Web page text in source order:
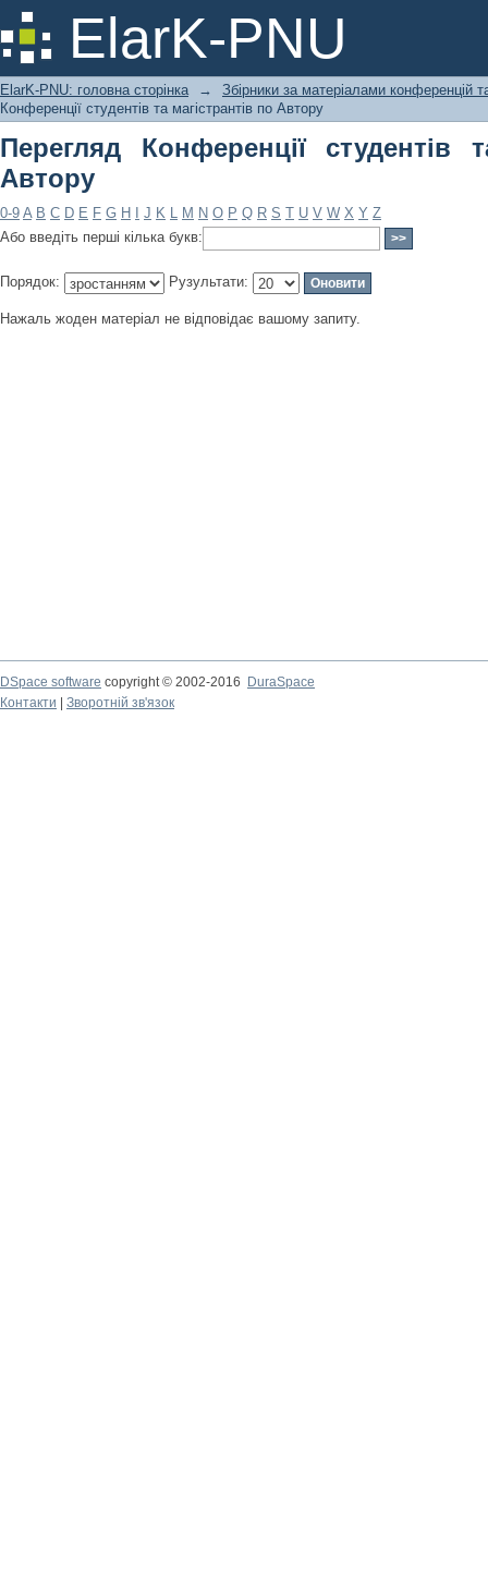
ElarK-PNU
Перегляд Конференції студентів та
ElarK-PNU: головна сторінка →
Збірники за матеріалами конференцій
Конференції студентів та магістрантів по Автору
Перегляд Конференції студентів
Автору
0-9 A B C D E F G H J K L M N O P Q R S T U V W X Y Z
Або введіть перші кілька букв:
Порядок: Рузультати:
Нажаль жоден матеріал не відповідає вашому запиту.
DSpace software copyright © 2002-2016
DuraSpace
Контакти
Зворотній зв'язок